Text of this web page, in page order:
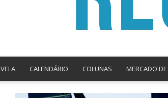
VELA CALENDÁRIO COLUNAS MERCADO